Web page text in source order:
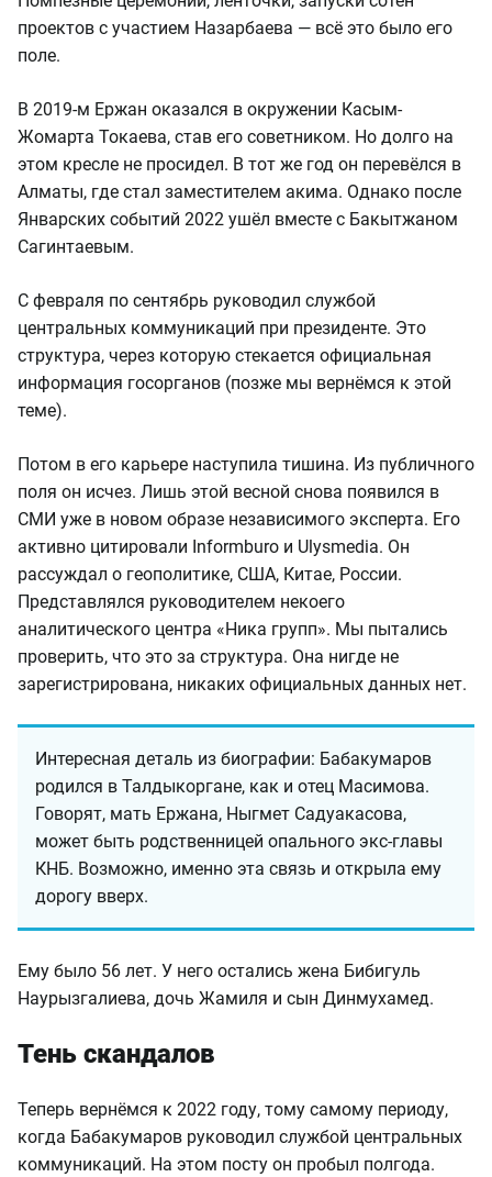
проектов с участием Назарбаева — всё это было его
поле.
В 2019-м Ержан оказался в окружении Касым-
Жомарта Токаева, став его советником. Но долго на
этом кресле не просидел. В тот же год он перевёлся в
Алматы, где стал заместителем акима. Однако после
Январских событий 2022 ушёл вместе с Бакытжаном
Сагинтаевым.
С февраля по сентябрь руководил службой
центральных коммуникаций при президенте. Это
структура, через которую стекается официальная
информация госорганов (позже мы вернёмся к этой
теме).
Потом в его карьере наступила тишина. Из публичного
поля он исчез. Лишь этой весной снова появился в
СМИ уже в новом образе независимого эксперта. Его
активно цитировали Informburo и Ulysmedia. Он
рассуждал о геополитике, США, Китае, России.
Представлялся руководителем некоего
аналитического центра «Ника групп». Мы пытались
проверить, что это за структура. Она нигде не
зарегистрирована, никаких официальных данных нет.
Интересная деталь из биографии: Бабакумаров
родился в Талдыкоргане, как и отец Масимова.
Говорят, мать Ержана, Ныгмет Садуакасова,
может быть родственницей опального экс-главы
КНБ. Возможно, именно эта связь и открыла ему
дорогу вверх.
Ему было 56 лет. У него остались жена Бибигуль
Наурызгалиева, дочь Жамиля и сын Динмухамед.
Тень скандалов
Теперь вернёмся к 2022 году, тому самому периоду,
когда Бабакумаров руководил службой центральных
коммуникаций. На этом посту он пробыл полгода.